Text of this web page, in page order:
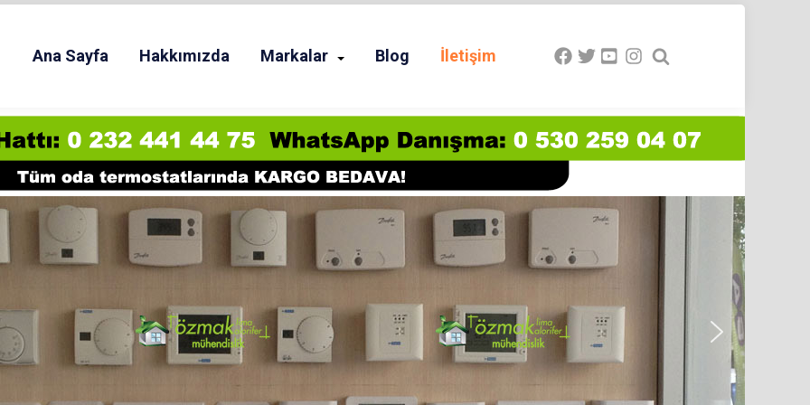
TERMOSTATI
Ana Sayfa Hakkımızda Markalar Blog İletişim